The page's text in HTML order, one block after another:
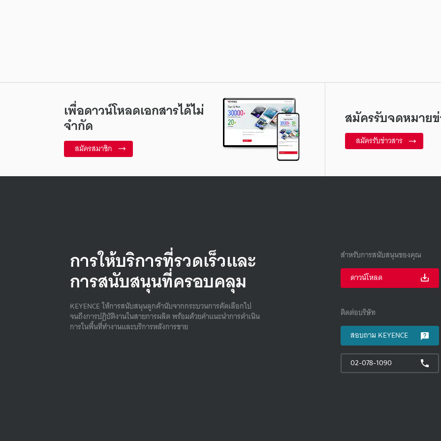
เพื่อดาวน์โหลดเอกสารได้ไม่
จำกัด
สมัครสมาชิก
สมัครรับจดหมาย
สมัครรับข่าวสาร
การให้บริการที่รวดเร็วและ
การสนับสนุนที่ครอบคลุม
KEYENCE ให้การสนับสนุนลูกค้านับจากกระบวนการคัดเลือกไป
จนถึงการปฏิบัติงานในสายการผลิต พร้อมด้วยคําแนะนําการดําเนิน
การในพื้นที่ทํางานและบริการหลังการขาย
สำหรับการสนับสนุนของคุณ
ดาวน์โหลด
ติดต่อบริษัท
สอบถาม KEYENCE
02-078-1090